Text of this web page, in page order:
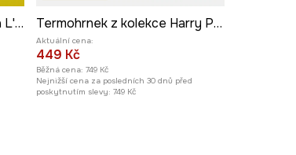
Termohrnek z kolekce Eviva L'arte, 480 ml Termohrnek z kolekce Harry Potter
Aktuální cena:
449 Kč
Běžná cena: 749 Kč
Nejnižší cena za posledních 30 dnů před
poskytnutím slevy: 749 Kč